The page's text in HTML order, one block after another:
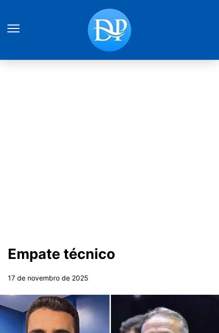
Empate técnico
17 de novembro de 2025